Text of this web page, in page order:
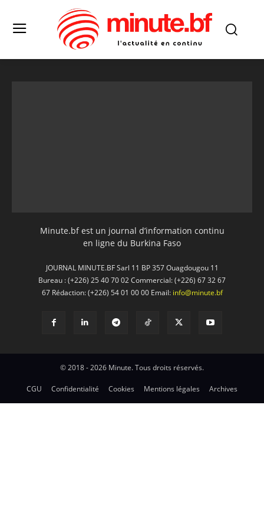
Minute.bf est un journal d’information continu
en ligne du Burkina Faso
JOURNAL MINUTE.BF Sarl 11 BP 357 Ouagdougou 11
Bureau : (+226) 25 40 70 02 Commercial: (+226) 67 32 67
67 Rédaction: (+226) 54 01 00 00 Email: info@minute.bf
© 2018 - 2026 Minute. Tous droits réservés.
CGU Confidentialité Cookies Mentions légales Archives